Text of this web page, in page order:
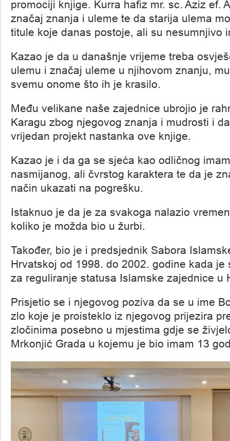
promociji knjige. Kurra hafiz mr. sc. Aziz ef.
značaj znanja i uleme te da starija ulema
titule koje danas postoje, ali su nesumnjivo
Kazao je da u današnje vrijeme treba
ulemu i značaj uleme u njihovom znanju,
svemu onome što ih je krasilo.
Među velikane naše zajednice ubrojio je
Karagu zbog njegovog znanja i mudrosti i
vrijedan projekt nastanka ove knjige.
Kazao je i da ga se sjeća kao odličnog
nasmijanog, ali čvrstog karaktera te da je
način ukazati na pogrešku.
Istaknuo je da je za svakoga nalazio
koliko je možda bio u žurbi.
Također, bio je i predsjednik Sabora
Hrvatskoj od 1998. do 2002. godine kada je
za reguliranje statusa Islamske zajednice u
Prisjetio se i njegovog poziva da se u ime
zlo koje je proisteklo iz njegovog prijezira
zločinima posebno u mjestima gdje se
Mrkonjić Grada u kojemu je bio imam 13